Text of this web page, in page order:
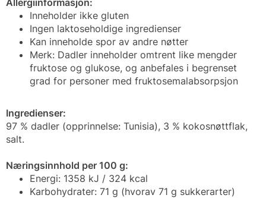
Allergiinformasjon:
Inneholder ikke gluten
Ingen laktoseholdige ingredienser
Kan inneholde spor av andre nøtter
Merk: Dadler inneholder omtrent like mengder
fruktose og glukose, og anbefales i begrenset
grad for personer med fruktosemalabsorpsjon
Ingredienser:
97 % dadler (opprinnelse: Tunisia), 3 % kokosnøttflak,
salt.
Næringsinnhold per 100 g:
Energi: 1358 kJ / 324 kcal
Karbohydrater: 71 g (hvorav 71 g sukkerarter)